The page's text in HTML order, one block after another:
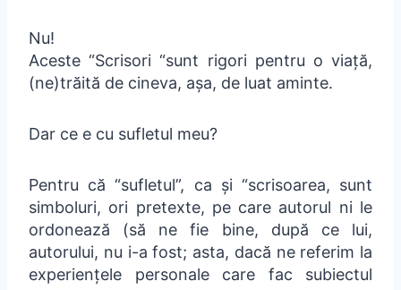
Nu!
Aceste “Scrisori “sunt rigori pentru o viață,
(ne)trăită de cineva, așa, de luat aminte.
Dar ce e cu sufletul meu?
Pentru că “sufletul”, ca și “scrisoarea, sunt
simboluri, ori pretexte, pe care autorul ni le
ordonează (să ne fie bine, după ce lui,
autorului, nu i-a fost; asta, dacă ne referim la
experiențele personale care fac subiectul